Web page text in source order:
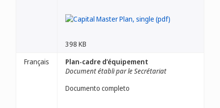
398 KB
Français
Plan-cadre d’équipement
Document établi par le Secrétariat
Documento completo